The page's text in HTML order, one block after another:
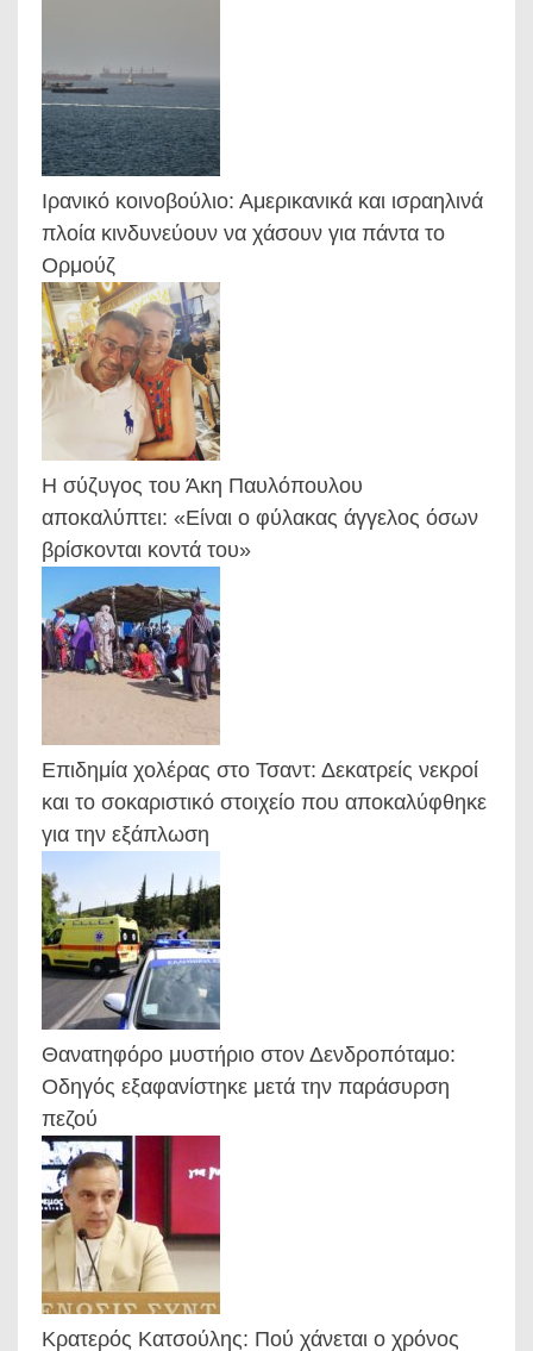
Ιρανικό κοινοβούλιο: Αμερικανικά και ισραηλινά
πλοία κινδυνεύουν να χάσουν για πάντα το
Ορμούζ
Η σύζυγος του Άκη Παυλόπουλου
αποκαλύπτει: «Είναι ο φύλακας άγγελος όσων
βρίσκονται κοντά του»
Επιδημία χολέρας στο Τσαντ: Δεκατρείς νεκροί
και το σοκαριστικό στοιχείο που αποκαλύφθηκε
για την εξάπλωση
Θανατηφόρο μυστήριο στον Δενδροπόταμο:
Οδηγός εξαφανίστηκε μετά την παράσυρση
πεζού
Κρατερός Κατσούλης: Πού χάνεται ο χρόνος